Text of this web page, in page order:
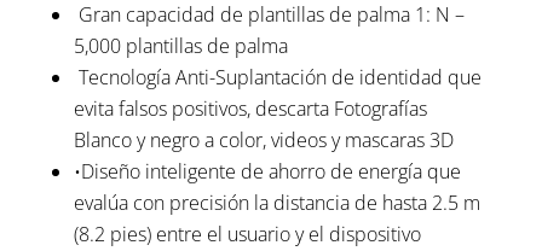
Gran capacidad de plantillas de palma 1: N –
5,000 plantillas de palma
Tecnología Anti-Suplantación de identidad que
evita falsos positivos, descarta Fotografías
Blanco y negro a color, videos y mascaras 3D
•Diseño inteligente de ahorro de energía que
evalúa con precisión la distancia de hasta 2.5 m
(8.2 pies) entre el usuario y el dispositivo